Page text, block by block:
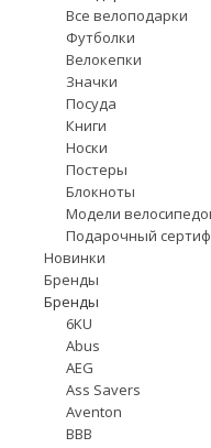
Все велоподарки
Футболки
Велокепки
Значки
Посуда
Книги
Носки
Постеры
Блокноты
Модели
Подарочный
Новинки
Бренды
Бренды
6KU
Abus
AEG
Ass Savers
Aventon
BBB